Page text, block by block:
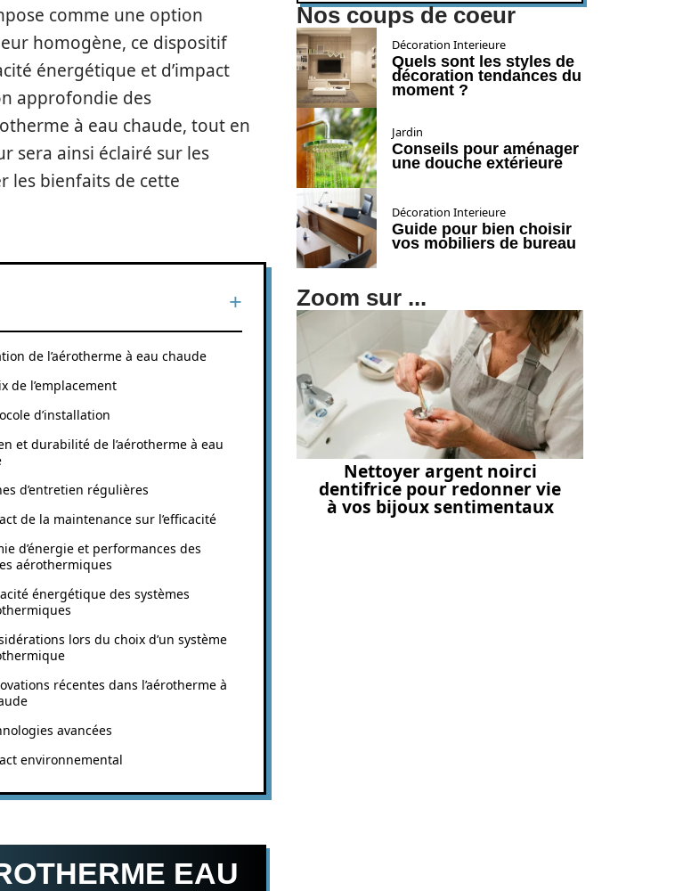
comme une option
homogène, ce dispositif
énergétique et d’impact
approfondie des
à eau chaude, tout en
sera ainsi éclairé sur les
les bienfaits de cette
de l’aérotherme à eau chaude
de l’emplacement
d’installation
et durabilité de l’aérotherme à eau
d’entretien régulières
de la maintenance sur l’efficacité
d’énergie et performances des
aérothermiques
énergétique des systèmes
lors du choix d’un système
récentes dans l’aérotherme à
avancées
environnemental
EAU
Nos coups de coeur
Décoration Interieure
Quels sont les styles de
décoration tendances du
moment ?
Jardin
Conseils pour aménager
une douche extérieure
Décoration Interieure
Guide pour bien choisir
vos mobiliers de bureau
Zoom sur ...
Nettoyer argent noirci
dentifrice pour redonner vie
à vos bijoux sentimentaux